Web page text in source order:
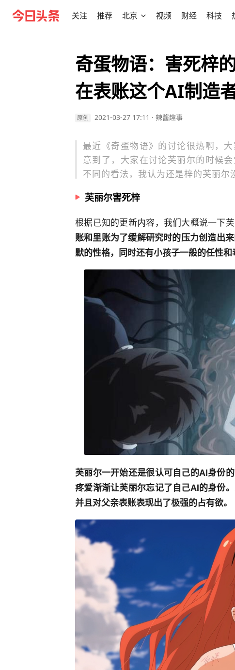
关注 推荐 北京 视频 财经 科技
奇蛋物语：害死梓
在表账这个AI制造
原创 2021-03-27 17:11 · 辣酱趣事
最近《奇蛋物语》的讨论很热啊，
意到了，大家在讨论芙丽尔的时候
不同的看法，我认为还是梓的芙丽尔
芙丽尔害死梓
根据已知的更新内容，我们大概说一下芙
账和里账为了缓解研究时的压力创造出
默的性格，同时还有小孩子一般的任性和
芙丽尔一开始还是很认可自己的AI身份
疼爱渐渐让芙丽尔忘记了自己AI的身份
并且对父亲表账表现出了极强的占有欲。